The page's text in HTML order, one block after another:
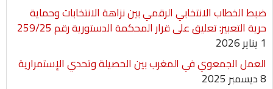
ضبط الخطاب الانتخابي الرقمي بين نزاهة الانتخابات وحماية
حرية التعبير: تعليق على قرار المحكمة الدستورية رقم 259/25
1 يناير 2026
العمل الجمعوي في المغرب بين الحصيلة وتحدي الإستمرارية
8 ديسمبر 2025